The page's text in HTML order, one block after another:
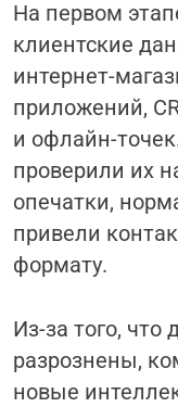
На первом
клиентские
интернет-
приложений,
и офлайн-
проверили их
опечатки,
привели
формату.
Из-за того,
разрознены,
новые